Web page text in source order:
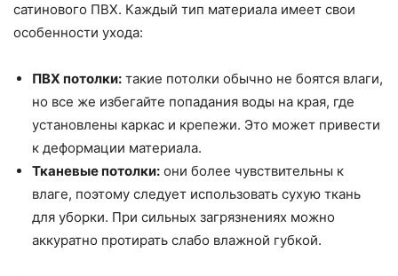
сатинового ПВХ. Каждый тип материала имеет свои
особенности ухода:
ПВХ потолки: такие потолки обычно не боятся влаги,
но все же избегайте попадания воды на края, где
установлены каркас и крепежи. Это может привести
к деформации материала.
Тканевые потолки: они более чувствительны к
влаге, поэтому следует использовать сухую ткань
для уборки. При сильных загрязнениях можно
аккуратно протирать слабо влажной губкой.